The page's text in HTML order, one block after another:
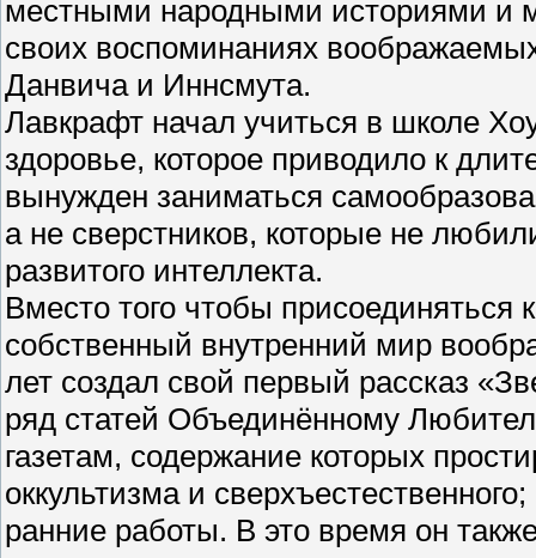
местными народными историями и
своих воспоминаниях
Данвича и Иннсмута.
Лавкрафт начал учиться в школе
здоровье, которое приводило к
вынужден заниматься
а не сверстников, которые не
развитого интеллекта.
Вместо того чтобы
собственный внутренний мир
лет создал свой первый рассказ
ряд статей Объединённому
газетам, содержание которых
оккультизма и
ранние работы. В это время он